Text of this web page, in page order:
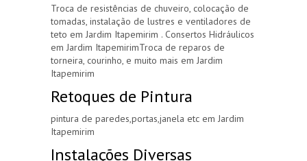
Troca de resistências de chuveiro, colocação de
tomadas, instalação de lustres e ventiladores de
teto em Jardim Itapemirim . Consertos Hidráulicos
em Jardim ItapemirimTroca de reparos de
torneira, courinho, e muito mais em Jardim
Itapemirim
Retoques de Pintura
pintura de paredes,portas,janela etc em Jardim
Itapemirim
Instalações Diversas